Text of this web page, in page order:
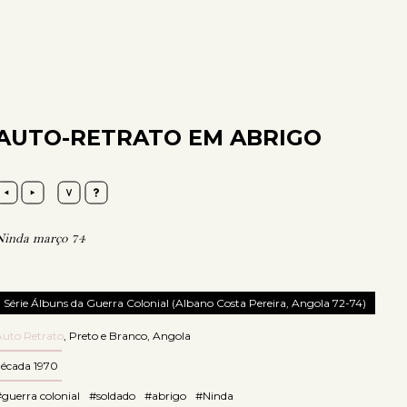
RETRATO EM ABRIGO
março 74
Série Álbuns da Guerra Colonial (Albano Costa Pereira, Angola 72-74)
Retrato, Preto e Branco, Angola
1970
colonial #soldado #abrigo #Ninda